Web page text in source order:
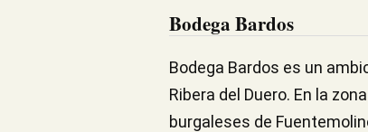
Bodega Bardos
Bodega Bardos es un
Ribera del Duero. En la
burgaleses de